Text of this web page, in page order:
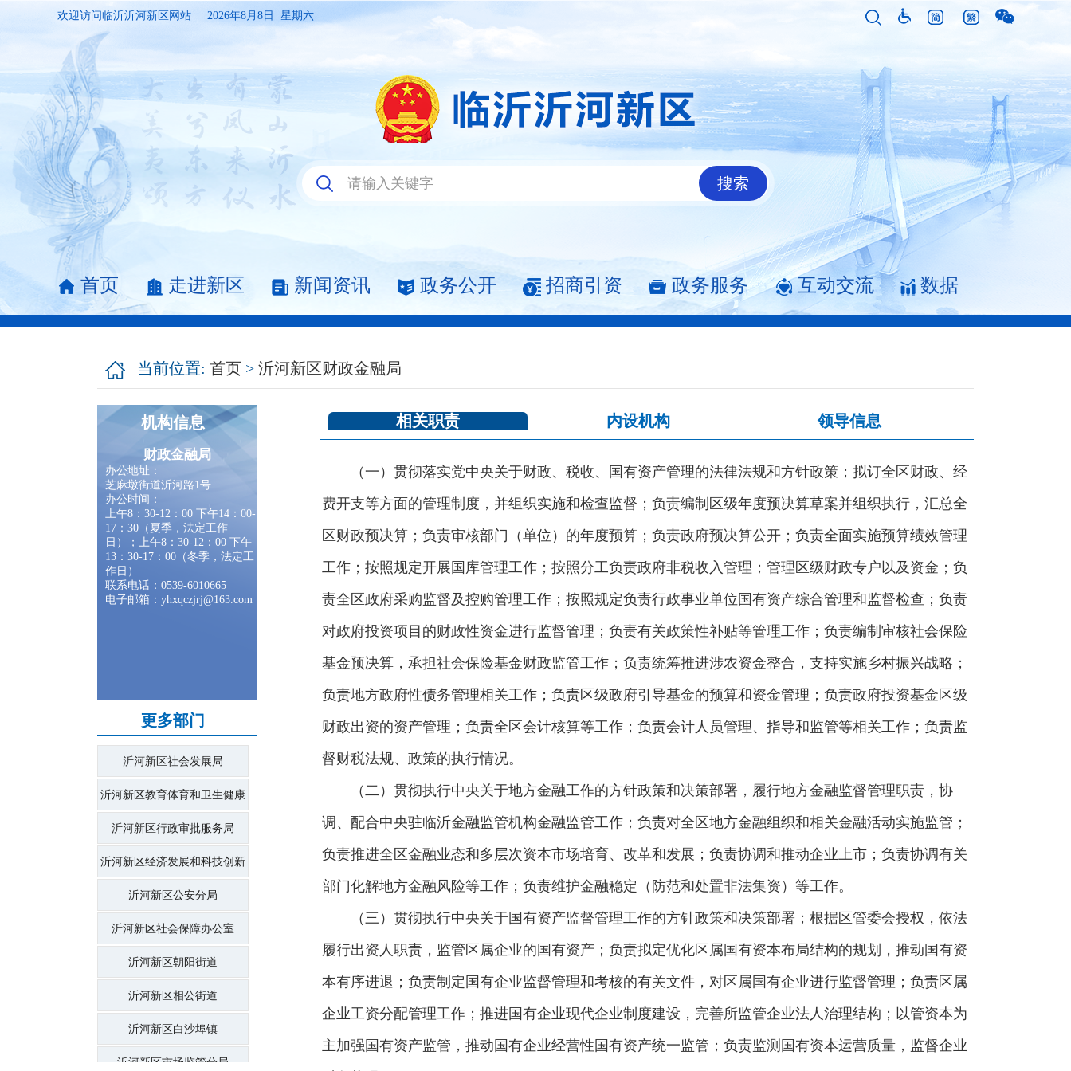
欢迎访问临沂沂河新区网站 2026年8月8日 星期六
首页 走进新区 新闻资讯 政务公开 招商引资 政务服务 互动交流 数据
当前位置: 首页 > 沂河新区财政金融局
机构信息
财政金融局
办公地址：
芝麻墩街道沂河路1号
办公时间：
上午8：30-12：00 下午14：00-
17：30（夏季，法定工作
日）；上午8：30-12：00 下午
13：30-17：00（冬季，法定工
作日）
联系电话：0539-6010665
电子邮箱：yhxqczjrj@163.com
更多部门
沂河新区社会发展局
沂河新区教育体育和卫生健康
局
沂河新区行政审批服务局
沂河新区经济发展和科技创新
局
沂河新区公安分局
沂河新区社会保障办公室
沂河新区朝阳街道
沂河新区相公街道
沂河新区白沙埠镇
沂河新区市场监管分局
相关职责 内设机构 领导信息
（一）贯彻落实党中央关于财政、税收、国有资产管理的法律法规和方针政策；拟订全区财政、经
费开支等方面的管理制度，并组织实施和检查监督；负责编制区级年度预决算草案并组织执行，汇总全
区财政预决算；负责审核部门（单位）的年度预算；负责政府预决算公开；负责全面实施预算绩效管理
工作；按照规定开展国库管理工作；按照分工负责政府非税收入管理；管理区级财政专户以及资金；负
责全区政府采购监督及控购管理工作；按照规定负责行政事业单位国有资产综合管理和监督检查；负责
对政府投资项目的财政性资金进行监督管理；负责有关政策性补贴等管理工作；负责编制审核社会保险
基金预决算，承担社会保险基金财政监管工作；负责统筹推进涉农资金整合，支持实施乡村振兴战略；
负责地方政府性债务管理相关工作；负责区级政府引导基金的预算和资金管理；负责政府投资基金区级
财政出资的资产管理；负责全区会计核算等工作；负责会计人员管理、指导和监管等相关工作；负责监
督财税法规、政策的执行情况。
（二）贯彻执行中央关于地方金融工作的方针政策和决策部署，履行地方金融监督管理职责，协
调、配合中央驻临沂金融监管机构金融监管工作；负责对全区地方金融组织和相关金融活动实施监管；
负责推进全区金融业态和多层次资本市场培育、改革和发展；负责协调和推动企业上市；负责协调有关
部门化解地方金融风险等工作；负责维护金融稳定（防范和处置非法集资）等工作。
（三）贯彻执行中央关于国有资产监督管理工作的方针政策和决策部署；根据区管委会授权，依法
履行出资人职责，监管区属企业的国有资产；负责拟定优化区属国有资本布局结构的规划，推动国有资
本有序进退；负责制定国有企业监督管理和考核的有关文件，对区属国有企业进行监督管理；负责区属
企业工资分配管理工作；推进国有企业现代企业制度建设，完善所监管企业法人治理结构；以管资本为
主加强国有资产监管，推动国有企业经营性国有资产统一监管；负责监测国有资本运营质量，监督企业